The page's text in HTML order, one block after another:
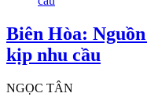
Biên Hòa:
kịp nhu cầu
NGỌC TÂN